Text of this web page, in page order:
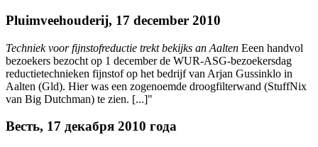
Pluimveehouderij, 17 december 2010
Techniek voor fijnstofreductie trekt bekijks an Aalten Eeen handvol
bezoekers bezocht op 1 december de WUR-ASG-bezoekersdag
reductietechnieken fijnstof op het bedrijf van Arjan Gussinklo in
Aalten (Gld). Hier was een zogenoemde droogfilterwand (StuffNix
van Big Dutchman) te zien. [...]"
Весть, 17 декабря 2010 года